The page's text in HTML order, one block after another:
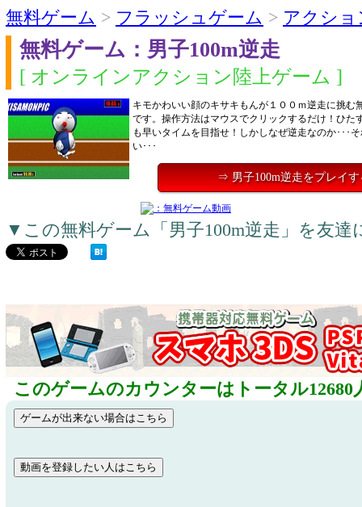
無料ゲーム > フラッシュゲーム > アクショ
無料ゲーム：男子100m逆走
[ オンラインアクション陸上ゲーム ]
キモかわいい顔のキサキもんが１００ｍ逆走に挑む
です。操作方法はマウスでクリックするだけ！ひた
も早いタイムを目指せ！しかしなぜ逆走なのか･･･
い･･･
⇒ 男子100m逆走をプレイす
▼この無料ゲーム「男子100m逆走」を友
このゲームのカウンターはトータル12680